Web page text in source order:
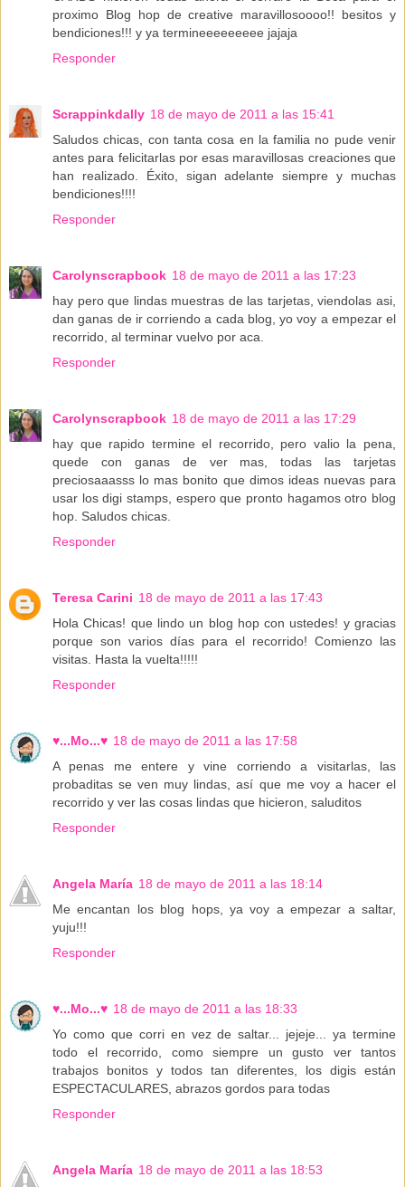
proximo Blog hop de creative maravillosoooo!! besitos y
bendiciones!!! y ya termineeeeeeeee jajaja
Responder
Scrappinkdally 18 de mayo de 2011 a las 15:41
Saludos chicas, con tanta cosa en la familia no pude venir
antes para felicitarlas por esas maravillosas creaciones que
han realizado. Éxito, sigan adelante siempre y muchas
bendiciones!!!!
Responder
Carolynscrapbook 18 de mayo de 2011 a las 17:23
hay pero que lindas muestras de las tarjetas, viendolas asi,
dan ganas de ir corriendo a cada blog, yo voy a empezar el
recorrido, al terminar vuelvo por aca.
Responder
Carolynscrapbook 18 de mayo de 2011 a las 17:29
hay que rapido termine el recorrido, pero valio la pena,
quede con ganas de ver mas, todas las tarjetas
preciosaaasss lo mas bonito que dimos ideas nuevas para
usar los digi stamps, espero que pronto hagamos otro blog
hop. Saludos chicas.
Responder
Teresa Carini 18 de mayo de 2011 a las 17:43
Hola Chicas! que lindo un blog hop con ustedes! y gracias
porque son varios días para el recorrido! Comienzo las
visitas. Hasta la vuelta!!!!!
Responder
♥...Mo...♥ 18 de mayo de 2011 a las 17:58
A penas me entere y vine corriendo a visitarlas, las
probaditas se ven muy lindas, así que me voy a hacer el
recorrido y ver las cosas lindas que hicieron, saluditos
Responder
Angela María 18 de mayo de 2011 a las 18:14
Me encantan los blog hops, ya voy a empezar a saltar,
yuju!!!
Responder
♥...Mo...♥ 18 de mayo de 2011 a las 18:33
Yo como que corri en vez de saltar... jejeje... ya termine
todo el recorrido, como siempre un gusto ver tantos
trabajos bonitos y todos tan diferentes, los digis están
ESPECTACULARES, abrazos gordos para todas
Responder
Angela María 18 de mayo de 2011 a las 18:53